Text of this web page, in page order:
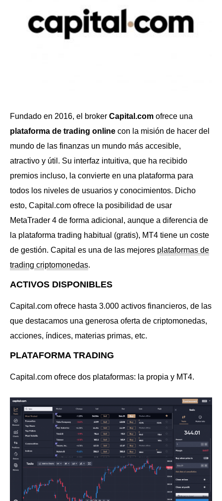
Fundado en 2016, el broker Capital.com ofrece una
plataforma de trading online con la misión de hacer del
mundo de las finanzas un mundo más accesible,
atractivo y útil. Su interfaz intuitiva, que ha recibido
premios incluso, la convierte en una plataforma para
todos los niveles de usuarios y conocimientos. Dicho
esto, Capital.com ofrece la posibilidad de usar
MetaTrader 4 de forma adicional, aunque a diferencia de
la plataforma trading habitual (gratis), MT4 tiene un coste
de gestión. Capital es una de las mejores plataformas de
trading criptomonedas.
ACTIVOS DISPONIBLES
Capital.com ofrece hasta 3.000 activos financieros, de las
que destacamos una generosa oferta de criptomonedas,
acciones, índices, materias primas, etc.
PLATAFORMA TRADING
Capital.com ofrece dos plataformas: la propia y MT4.